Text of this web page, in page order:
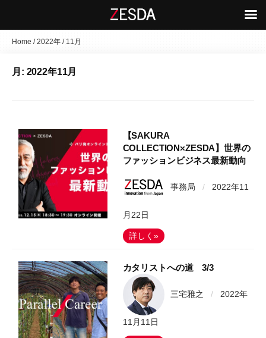
コ
Home /2022年 /11月
月: 2022年11月
【SAKURA
COLLECTION×ZESDA】世界の
ファッションビジネス最新動向
事務局 / 2022年11
月22日
詳しく»
カタリストへの道 3/3
三宅雅之 / 2022年
11月11日